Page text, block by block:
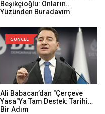
Beşikçioğlu: Onların
Yüzünden Buradayım
GÜNCEL
Ali Babacan’dan "Çerçeve
Yasa"ya Tam Destek: Tarihi
Bir Adım